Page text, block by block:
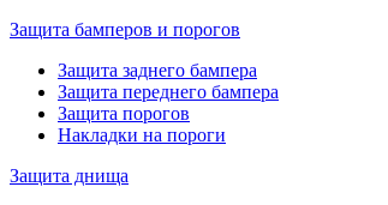
Защита бамперов и порогов
Защита заднего бампера
Защита переднего бампера
Защита порогов
Накладки на пороги
Защита днища